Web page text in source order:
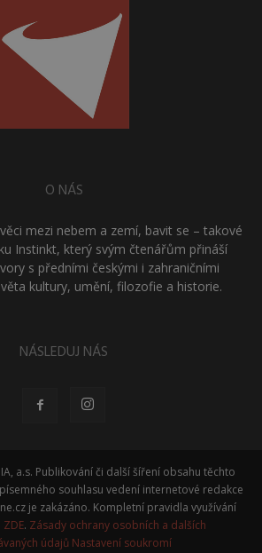
O NÁS
mezi nebem a zemí, bavit se – takové
Instinkt, který svým čtenářům přináší
s předními českými i zahraničními
kultury, umění, filozofie a historie.
NÁSLEDUJ NÁS
a.s. Publikování či další šíření obsahu těchto
souhlasu vedení internetové redakce
je zakázáno. Kompletní pravidla využívání
ZDE. Zásady ochrany osobních a dalších
údajů Nastavení soukromí